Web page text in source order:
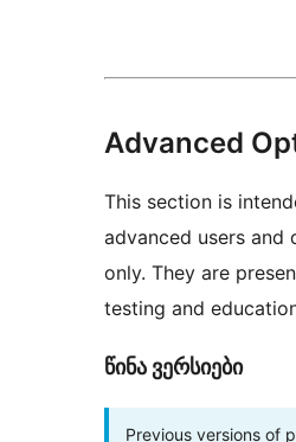
Advanced
This section is
advanced users and
only. They are
testing and
წინა ვერსიები
Previous versions of